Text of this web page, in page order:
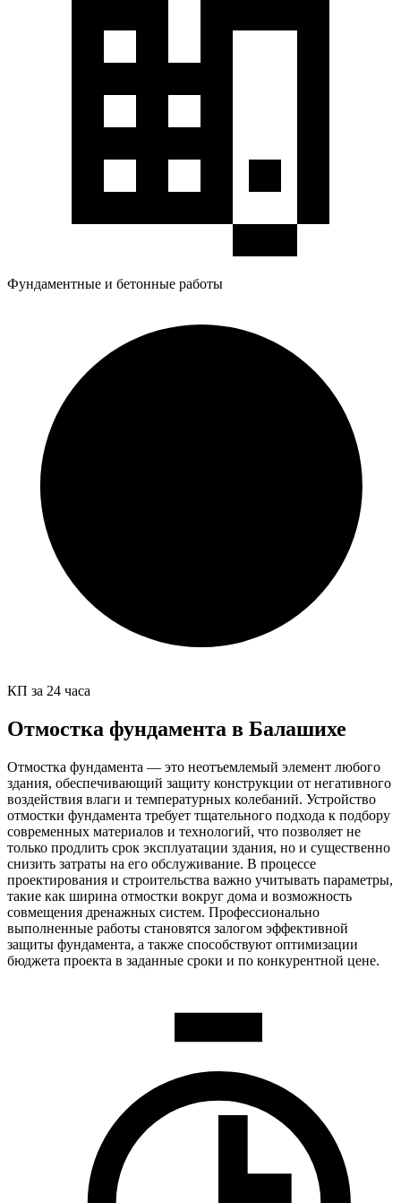
Фундаментные и бетонные работы
КП за 24 часа
Отмостка фундамента в Балашихе
Отмостка фундамента — это неотъемлемый элемент любого
здания, обеспечивающий защиту конструкции от негативного
воздействия влаги и температурных колебаний. Устройство
отмостки фундамента требует тщательного подхода к подбору
современных материалов и технологий, что позволяет не
только продлить срок эксплуатации здания, но и существенно
снизить затраты на его обслуживание. В процессе
проектирования и строительства важно учитывать параметры,
такие как ширина отмостки вокруг дома и возможность
совмещения дренажных систем. Профессионально
выполненные работы становятся залогом эффективной
защиты фундамента, а также способствуют оптимизации
бюджета проекта в заданные сроки и по конкурентной цене.